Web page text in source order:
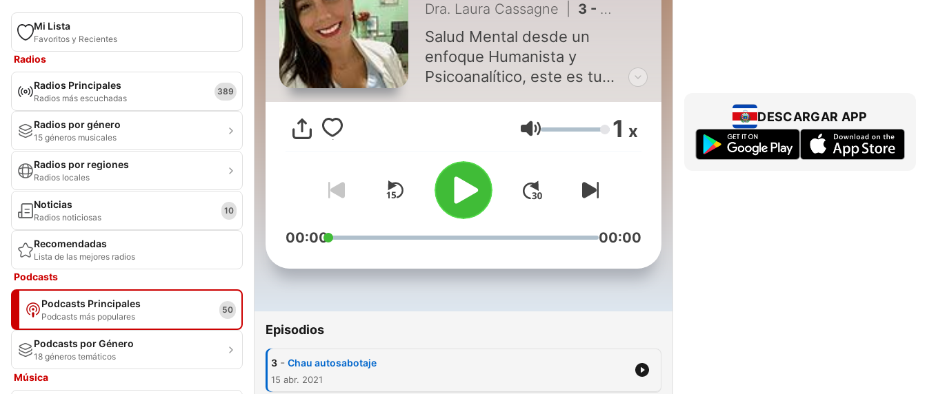
Mi Lista
Favoritos y Recientes
Radios
Radios Principales
Radios más escuchadas
389
Radios por género
15 géneros musicales
Radios por regiones
Radios locales
Noticias
Radios noticiosas
10
Recomendadas
Lista de las mejores radios
Podcasts
Podcasts Principales
Podcasts más populares
50
Podcasts por Género
18 géneros temáticos
Música
Dra. Laura Cassagne 3 - Chau autosabotaje
Salud Mental desde un
enfoque Humanista y
Psicoanalítico, este es tu
Volumen 1 x
00:00 00:00
Episodios
3 - Chau autosabotaje
15 abr. 2021
DESCARGAR APP